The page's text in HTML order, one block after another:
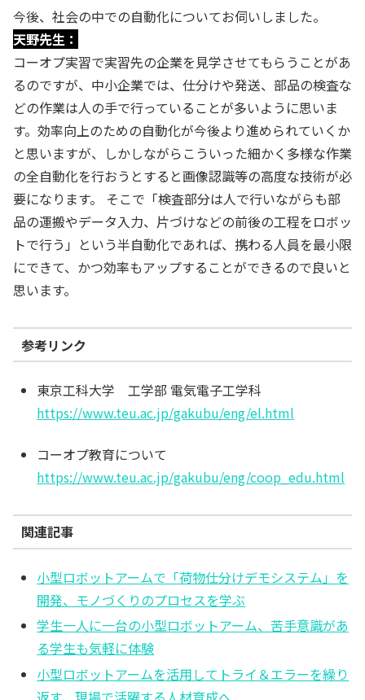
今後、社会の中での自動化についてお伺いしました。
天野先生：
コーオプ実習で実習先の企業を見学させてもらうことがあ
るのですが、中小企業では、仕分けや発送、部品の検査な
どの作業は人の手で行っていることが多いように思いま
す。効率向上のための自動化が今後より進められていくか
と思いますが、しかしながらこういった細かく多様な作業
の全自動化を行おうとすると画像認識等の高度な技術が必
要になります。 そこで「検査部分は人で行いながらも部
品の運搬やデータ入力、片づけなどの前後の工程をロボッ
トで行う」という半自動化であれば、携わる人員を最小限
にできて、かつ効率もアップすることができるので良いと
思います。
参考リンク
東京工科大学 工学部 電気電子工学科
https://www.teu.ac.jp/gakubu/eng/el.html
コーオプ教育について
https://www.teu.ac.jp/gakubu/eng/coop_edu.html
関連記事
小型ロボットアームで「荷物仕分けデモシステム」を
開発、モノづくりのプロセスを学ぶ
学生一人に一台の小型ロボットアーム、苦手意識があ
る学生も気軽に体験
小型ロボットアームを活用してトライ＆エラーを繰り